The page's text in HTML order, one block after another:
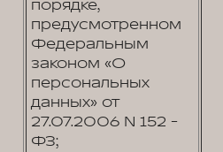
порядке,
предусмотренном
Федеральным
законом «О
персональных
данных» от
27.07.2006 N 152 -
ФЗ;